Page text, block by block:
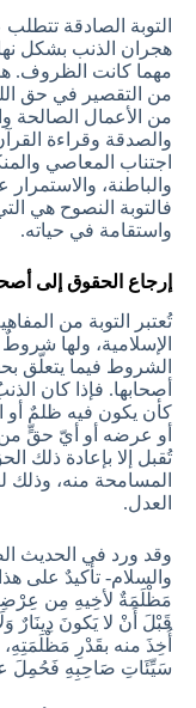
التوبة الصادقة
هجران الذنب بشكل
مهما كانت الظروف.
من التقصير في حق
من الأعمال الصالحة
والصدقة وقراءة
اجتناب المعاصي
والباطنة،
فالتوبة النصوح هي
واستقامة في حياته.
إرجاع الحقوق إلى
تُعتبر التوبة من
الإسلامية، ولها
الشروط فيما يتعلّق
أصحابها. فإذا كان
كأن يكون فيه ظلمٌ
أو عرضه أو أيّ حقٍّ من
تُقبل إلا بإعادة ذلك
المسامحة منه، وذلك
العدل.
وقد ورد في الحديث
والسلام- تأكيدٌ على
مَظْلَمَةٌ لأخِيهِ مِن عِرْضِهِ
قَبْلَ أَنْ لا يَكونَ دِينَارٌ
أُخِذَ منه بقَدْرِ
سَيِّئَاتِ صَاحِبِهِ فَحُمِلَ